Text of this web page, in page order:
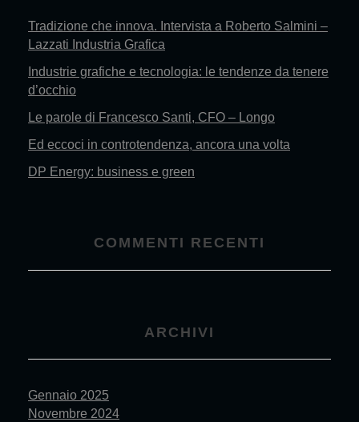
Tradizione che innova. Intervista a Roberto Salmini –
Lazzati Industria Grafica
Industrie grafiche e tecnologia: le tendenze da tenere
d’occhio
Le parole di Francesco Santi, CFO – Longo
Ed eccoci in controtendenza, ancora una volta
DP Energy: business e green
COMMENTI RECENTI
ARCHIVI
Gennaio 2025
Novembre 2024